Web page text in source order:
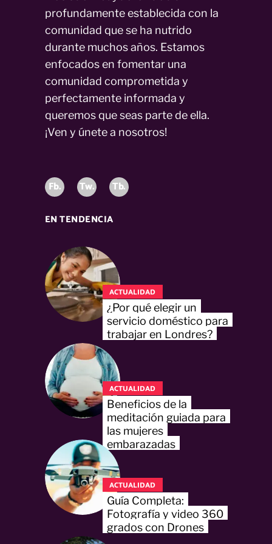
profundamente establecida con la
comunidad que se ha nutrido
durante muchos años. Estamos
enfocados en fomentar una
comunidad comprometida y
perfectamente informada y
queremos que seas parte de ella.
¡Ven y únete a nosotros!
Fb. Tw. Tb.
EN TENDENCIA
ACTUALIDAD
¿Por qué elegir un
servicio doméstico para
trabajar en Londres?
ACTUALIDAD
Beneficios de la
meditación guiada para
las mujeres
embarazadas
ACTUALIDAD
Guía Completa:
Fotografía y video 360
grados con Drones